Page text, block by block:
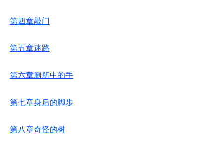
第四章敲门
第五章迷路
第六章厕所中的手
第七章身后的脚步
第八章奇怪的树